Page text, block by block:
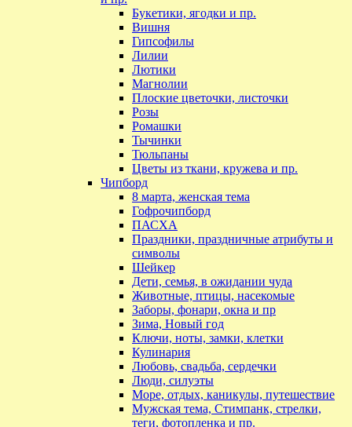
Букетики, ягодки и пр.
Вишня
Гипсофилы
Лилии
Лютики
Магнолии
Плоские цветочки, листочки
Розы
Ромашки
Тычинки
Тюльпаны
Цветы из ткани, кружева и пр.
Чипборд
8 марта, женская тема
Гофрочипборд
ПАСХА
Праздники, праздничные атрибуты и
символы
Шейкер
Дети, семья, в ожидании чуда
Животные, птицы, насекомые
Заборы, фонари, окна и пр
Зима, Новый год
Ключи, ноты, замки, клетки
Кулинария
Любовь, свадьба, сердечки
Люди, силуэты
Море, отдых, каникулы, путешествие
Мужская тема, Стимпанк, стрелки,
теги, фотопленка и пр.